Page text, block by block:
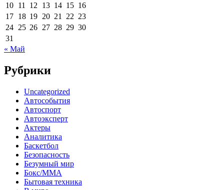
10 11 12 13 14 15 16
17 18 19 20 21 22 23
24 25 26 27 28 29 30
31
« Май
Рубрики
Uncategorized
Автособытия
Автоспорт
Автоэксперт
Актеры
Аналитика
Баскетбол
Безопасность
Безумный мир
Бокс/MMA
Бытовая техника